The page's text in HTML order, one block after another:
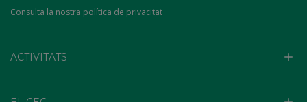
Consulta la nostra política de privacitat
ACTIVITATS